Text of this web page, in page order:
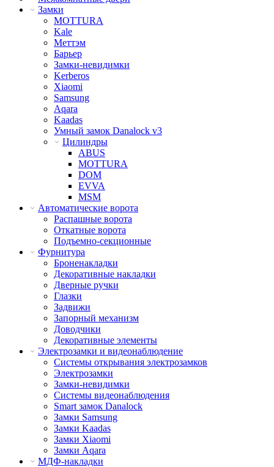
Замки
MOTTURA
Kale
Меттэм
Барьер
Замки-невидимки
Kerberos
Xiaomi
Samsung
Aqara
Kaadas
Умный замок Danalock v3
Цилиндры
ABUS
MOTTURA
DOM
EVVA
MSM
Автоматические ворота
Распашные ворота
Откатные ворота
Подъемно-секционные
Фурнитура
Броненакладки
Декоративные накладки
Дверные ручки
Глазки
Задвижи
Запорный механизм
Доводчики
Декоративные элементы
Электрозамки и видеонаблюдение
Системы открывания электрозамков
Электрозамки
Замки-невидимки
Системы видеонаблюдения
Smart замок Danalock
Замки Samsung
Замки Kaadas
Замки Xiaomi
Замки Aqara
МДФ-накладки